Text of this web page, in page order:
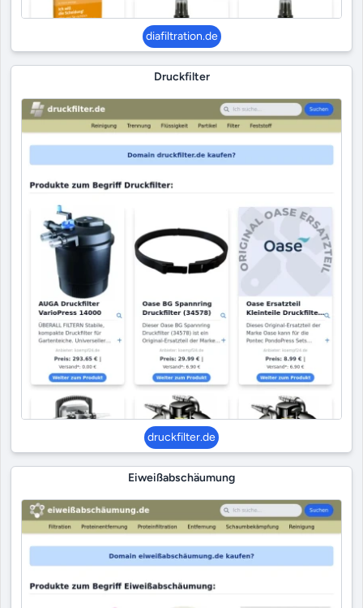
diafiltration.de
Druckfilter
druckfilter.de
Eiweißabschäumung